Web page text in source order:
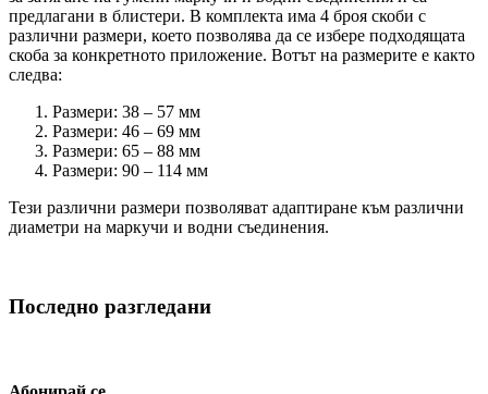
предлагани в блистери. В комплекта има 4 броя скоби с
различни размери, което позволява да се избере подходящата
скоба за конкретното приложение. Вотът на размерите е както
следва:
Размери: 38 – 57 мм
Размери: 46 – 69 мм
Размери: 65 – 88 мм
Размери: 90 – 114 мм
Тези различни размери позволяват адаптиране към различни
диаметри на маркучи и водни съединения.
Последно разгледани